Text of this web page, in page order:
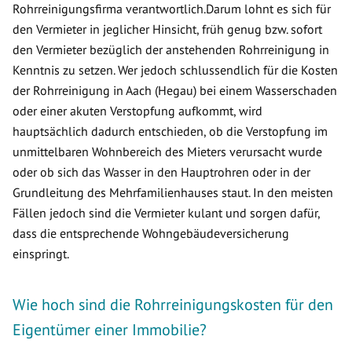
Rohrreinigungsfirma verantwortlich.Darum lohnt es sich für
den Vermieter in jeglicher Hinsicht, früh genug bzw. sofort
den Vermieter bezüglich der anstehenden Rohrreinigung in
Kenntnis zu setzen. Wer jedoch schlussendlich für die Kosten
der Rohrreinigung in Aach (Hegau) bei einem Wasserschaden
oder einer akuten Verstopfung aufkommt, wird
hauptsächlich dadurch entschieden, ob die Verstopfung im
unmittelbaren Wohnbereich des Mieters verursacht wurde
oder ob sich das Wasser in den Hauptrohren oder in der
Grundleitung des Mehrfamilienhauses staut. In den meisten
Fällen jedoch sind die Vermieter kulant und sorgen dafür,
dass die entsprechende Wohngebäudeversicherung
einspringt.
Wie hoch sind die Rohrreinigungskosten für den
Eigentümer einer Immobilie?